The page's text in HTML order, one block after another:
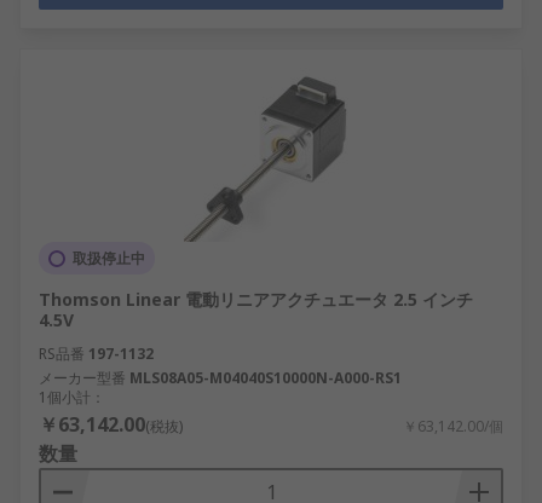
取扱停止中
Thomson Linear 電動リニアアクチュエータ 2.5 インチ
4.5V
RS品番 197-1132
メーカー型番 MLS08A05-M04040S10000N-A000-RS1
1個小計：
￥63,142.00(税抜) ￥63,142.00/個
数量